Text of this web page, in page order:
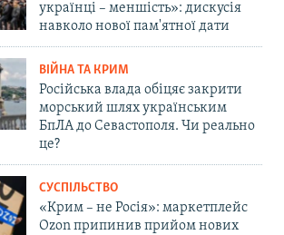
українці – меншість»: дискусія
навколо нової пам'ятної дати
ВІЙНА ТА КРИМ
Російська влада обіцяє закрити
морський шлях українським
БпЛА до Севастополя. Чи реально
це?
СУСПІЛЬСТВО
«Крим – не Росія»: маркетплейс
Ozon припинив прийом нових